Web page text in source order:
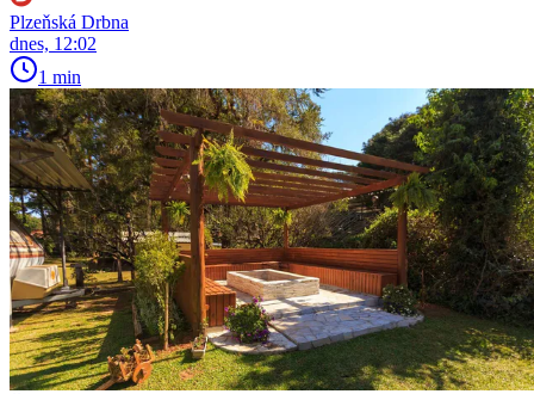
Plzeňská Drbna
dnes, 12:02
1 min